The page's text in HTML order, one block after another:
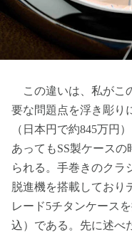
この違いは、私がこ
要な問題点を浮き彫り
（日本円で約845万円
あってもSS製ケース
られる。手巻きのクラ
脱進機を搭載しており
レード5チタンケース
込）である。先に述べ